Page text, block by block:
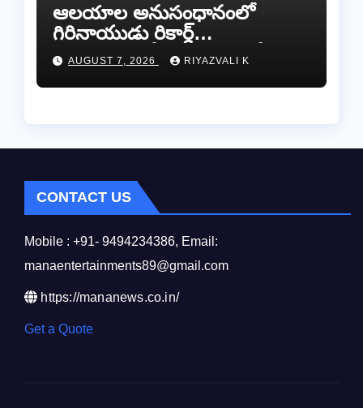
ఆలయాల అనుసంధానంలో
గిరినాయుడు రికార్డ్
దారినేర్పరి..రోడ్డు నిర్మాణంతో పాటు
AUGUST 7, 2026 RIYAZVALI K
CONTACT US
Mobile : +91- 9494234386, Email:
manaentertainments89@gmail.com
https://mananews.co.in/
Get a Quote